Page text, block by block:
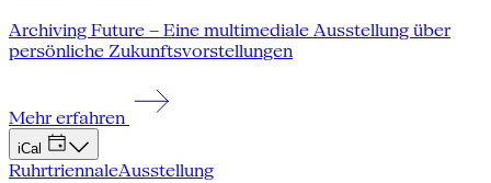
Archiving Future – Eine multimediale Ausstellung über
persönliche Zukunftsvorstellungen
Mehr erfahren
iCal
RuhrtriennaleAusstellung